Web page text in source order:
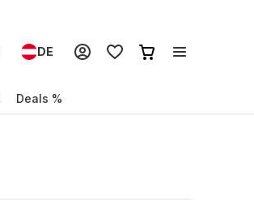
DE
Deals %